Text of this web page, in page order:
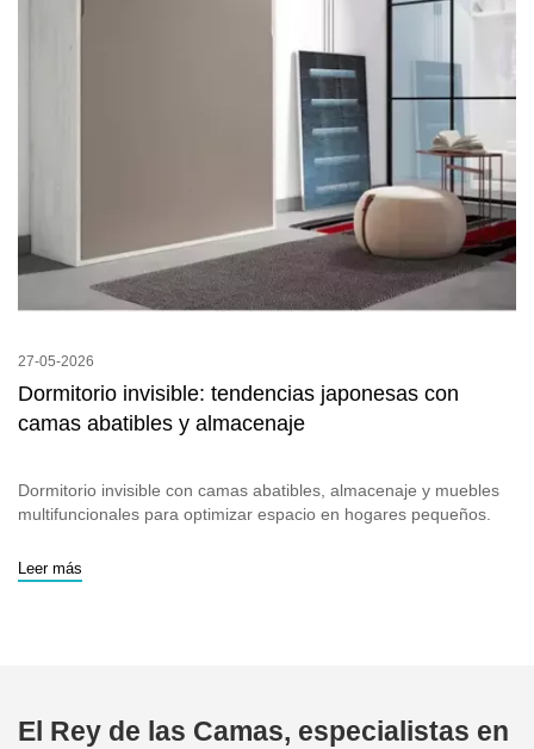
27-05-2026
Dormitorio invisible: tendencias japonesas con
camas abatibles y almacenaje
Dormitorio invisible con camas abatibles, almacenaje y muebles
multifuncionales para optimizar espacio en hogares pequeños.
Leer más
El Rey de las Camas, especialistas en